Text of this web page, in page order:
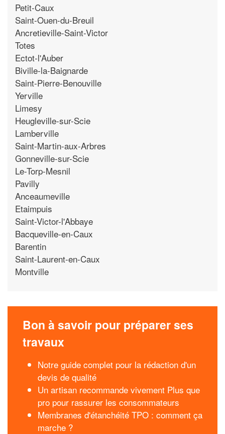
Petit-Caux
Saint-Ouen-du-Breuil
Ancretieville-Saint-Victor
Totes
Ectot-l'Auber
Biville-la-Baignarde
Saint-Pierre-Benouville
Yerville
Limesy
Heugleville-sur-Scie
Lamberville
Saint-Martin-aux-Arbres
Gonneville-sur-Scie
Le-Torp-Mesnil
Pavilly
Anceaumeville
Etaimpuis
Saint-Victor-l'Abbaye
Bacqueville-en-Caux
Barentin
Saint-Laurent-en-Caux
Montville
Bon à savoir pour préparer ses
travaux
Notre guide complet pour la rédaction d'un
devis de qualité
Un artisan recommande vivement Plus que
pro pour rassurer les consommateurs
Membranes d'étanchéité TPO : comment ça
marche ?